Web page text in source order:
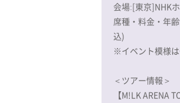
会場:[東京]NHK
席種・料金・年
込)
※イベント模様は
＜ツアー情報＞
【M!LK ARENA